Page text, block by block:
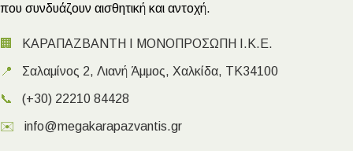
που συνδυάζουν αισθητική και αντοχή.
🏢 ΚΑΡΑΠΑΖΒΑΝΤΗ Ι ΜΟΝΟΠΡΟΣΩΠΗ Ι.Κ.Ε.
📍 Σαλαμίνος 2, Λιανή Άμμος, Χαλκίδα, ΤΚ34100
📞 (+30) 22210 84428
✉️ info@megakarapazvantis.gr